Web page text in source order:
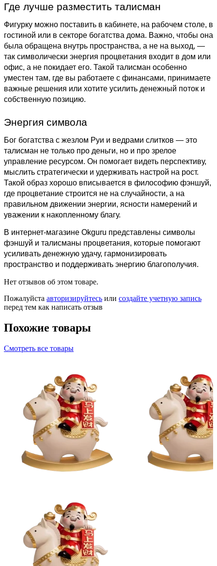
Где лучше разместить талисман
Фигурку можно поставить в кабинете, на рабочем столе, в
гостиной или в секторе богатства дома. Важно, чтобы она
была обращена внутрь пространства, а не на выход, —
так символически энергия процветания входит в дом или
офис, а не покидает его. Такой талисман особенно
уместен там, где вы работаете с финансами, принимаете
важные решения или хотите усилить денежный поток и
собственную позицию.
Энергия символа
Бог богатства с жезлом Руи и ведрами слитков — это
талисман не только про деньги, но и про зрелое
управление ресурсом. Он помогает видеть перспективу,
мыслить стратегически и удерживать настрой на рост.
Такой образ хорошо вписывается в философию фэншуй,
где процветание строится не на случайности, а на
правильном движении энергии, ясности намерений и
уважении к накопленному благу.
В интернет-магазине Okguru представлены символы
фэншуй и талисманы процветания, которые помогают
усиливать денежную удачу, гармонизировать
пространство и поддерживать энергию благополучия.
Нет отзывов об этом товаре.
Пожалуйста авторизируйтесь или создайте учетную запись
перед тем как написать отзыв
Похожие товары
Смотреть все товары